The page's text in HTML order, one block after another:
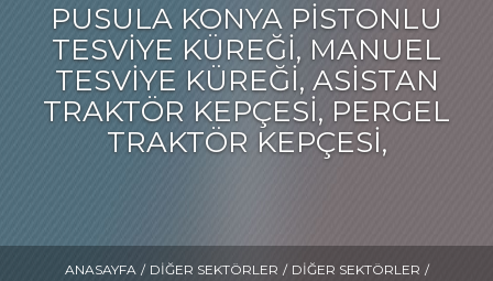
PUSULA KONYA PISTONLU
TESVIYE KÜREĞI, MANUEL
TESVIYE KÜREĞI, ASISTAN
TRAKTÖR KEPÇESI, PERGEL
TRAKTÖR KEPÇESI,
ANASAYFA / DIĞER SEKTÖRLER / DIĞER SEKTÖRLER /